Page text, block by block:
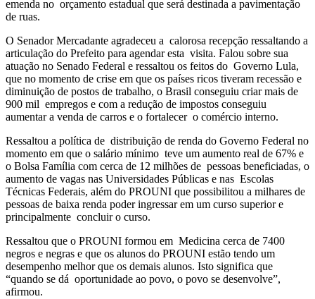
emenda no orçamento estadual que será destinada a pavimentação
de ruas.
O Senador Mercadante agradeceu a calorosa recepção ressaltando a
articulação do Prefeito para agendar esta visita. Falou sobre sua
atuação no Senado Federal e ressaltou os feitos do Governo Lula,
que no momento de crise em que os países ricos tiveram recessão e
diminuição de postos de trabalho, o Brasil conseguiu criar mais de
900 mil empregos e com a redução de impostos conseguiu
aumentar a venda de carros e o fortalecer o comércio interno.
Ressaltou a política de distribuição de renda do Governo Federal no
momento em que o salário mínimo teve um aumento real de 67% e
o Bolsa Família com cerca de 12 milhões de pessoas beneficiadas, o
aumento de vagas nas Universidades Públicas e nas Escolas
Técnicas Federais, além do PROUNI que possibilitou a milhares de
pessoas de baixa renda poder ingressar em um curso superior e
principalmente concluir o curso.
Ressaltou que o PROUNI formou em Medicina cerca de 7400
negros e negras e que os alunos do PROUNI estão tendo um
desempenho melhor que os demais alunos. Isto significa que
“quando se dá oportunidade ao povo, o povo se desenvolve”,
afirmou.